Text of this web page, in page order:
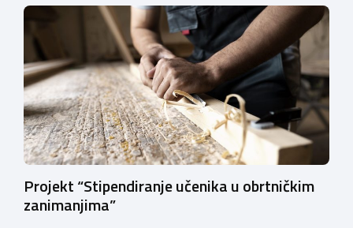
male vrijednosti u ukupnom iznosu od 3.403.640,00 €.
Program je namijenjen subjektima malog gospodarstva
registriranim za ugostiteljske i/ili turističke djelatnosti,
obiteljskim poljoprivrednim
gospodarstvima/poljoprivrednicima koja su registrirana
za pružanje […]
Projekt “Stipendiranje učenika u obrtničkim
zanimanjima”